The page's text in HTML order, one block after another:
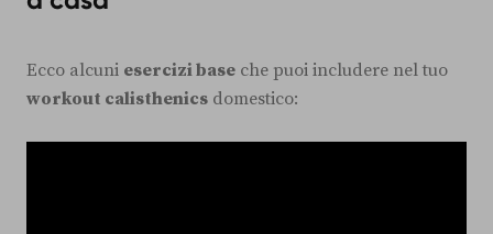
Ecco alcuni esercizi base che puoi includere nel tuo
workout calisthenics domestico: